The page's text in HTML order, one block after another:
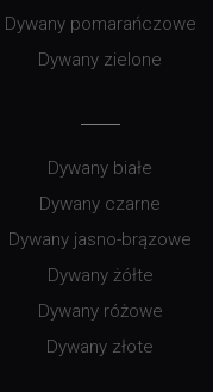
Dywany pomarańczowe
Dywany zielone
Dywany białe
Dywany czarne
Dywany jasno-brązowe
Dywany żółte
Dywany różowe
Dywany złote